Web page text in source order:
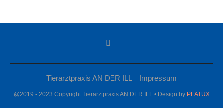
Tierarztpraxis AN DER ILL Impressum
@2019 - 2023 Copyright Tierarztpraxis AN DER ILL • Design by PLATUX